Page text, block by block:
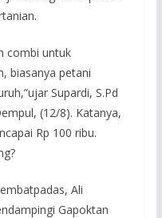
combi untuk
biasanya petani
Supardi, S.Pd
(12/8). Katanya,
Rp 100 ribu.
Ali
Gapoktan